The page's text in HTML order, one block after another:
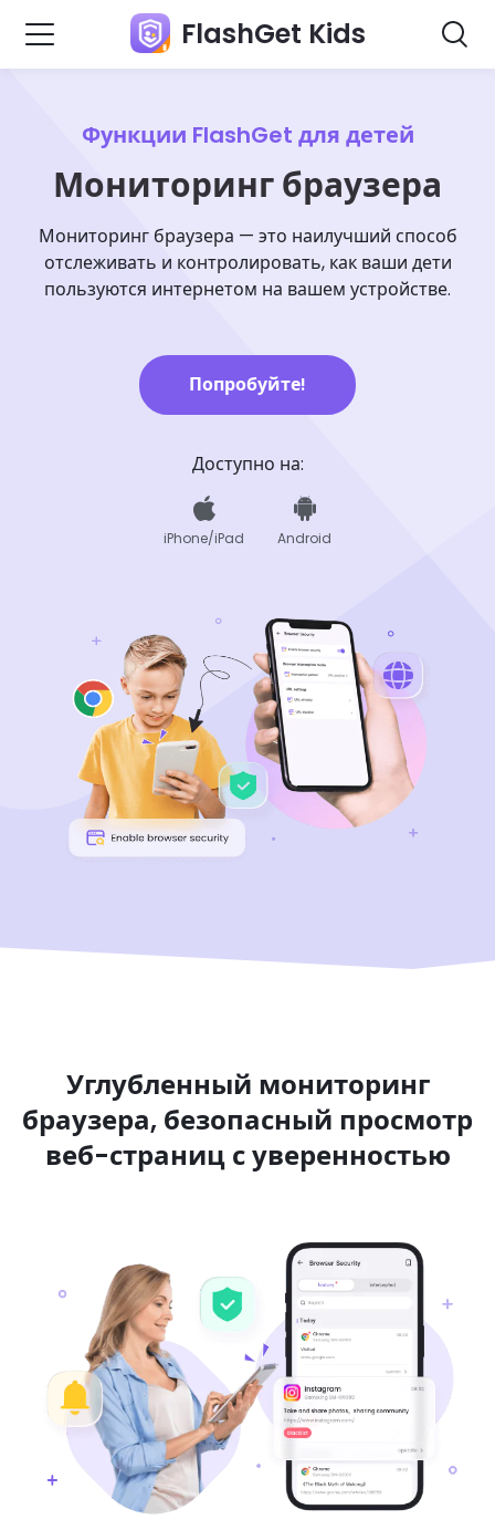
FlashGet Kids
Функции FlashGet для детей
Мониторинг браузера
Мониторинг браузера — это наилучший способ
отслеживать и контролировать, как ваши дети
пользуются интернетом на вашем устройстве.
Попробуйте!
Доступно на:
iPhone/iPad Android
Углубленный мониторинг
браузера, безопасный просмотр
веб-страниц с уверенностью